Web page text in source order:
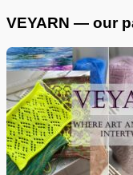
VEYARN — our